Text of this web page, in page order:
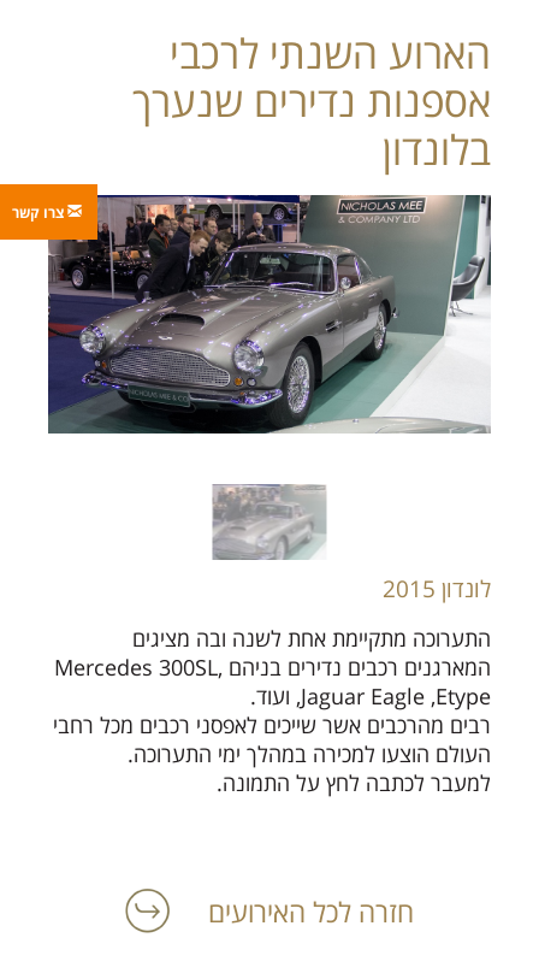
הארוע השנתי לרכבי
אספנות נדירים שנערך
בלונדון
לונדון 2015
התערוכה מתקיימת אחת לשנה ובה מציגים
המארגנים רכבים נדירים בניהם ,Mercedes 300SL
,Jaguar Eagle ,Etype ועוד.
רבים מהרכבים אשר שייכים לאפסני רכבים מכל רחבי
העולם הוצעו למכירה במהלך ימי התערוכה.
למעבר לכתבה לחץ על התמונה.
חזרה לכל האירועים
צרו קשר